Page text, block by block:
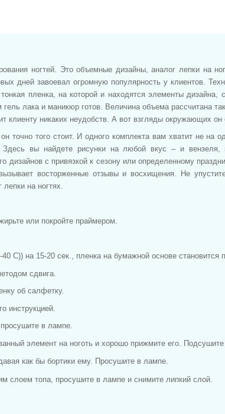
ногтей. Это объемные дизайны, аналог лепки на
дней завоевал огромную популярность у клиентов.
пленка, на которой и находятся элементы дизайна,
лака и маникюр готов. Величина объема рассчитана
клиенту никаких неудобств. А вот взгляды окружающих он
точно того стоит. И одного комплекта вам хватит не на
Здесь вы найдете рисунки на любой вкус – и
дизайнов с привязкой к сезону или определенному
восторженные отзывы и восхищения. Не
на ногтях.
или покройте праймером.
С)) на 15-20 сек., пленка на бумажной основе становится
сдвига.
об салфетку.
инструкцией.
в лампе.
элемент на ноготь и хорошо прижмите его.
как бы бортики ему. Просушите в лампе.
слоем топа, просушите в лампе и снимите липкий слой.